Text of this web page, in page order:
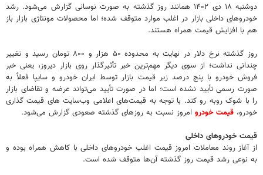
دوشنبه ۱۸ دی ۱۴۰۲ همانند روز گذشته به صورت نوسانی گزارش می‌شود. رشد
خودروهای داخلی بازار در اغلب موارد متوقف شده؛ اما محصولات مونتاژی بازار باز
هم با افزایش قیمت همراه هستند.
روز گذشته نرخ دلار در نهایت به محدوده ۵۰ هزار و ۸۰۰ تومان رسید و تغییر
چندانی نداشت؛ از سوی دیگر مهم‌ترین خبر تأثیرگذار روی بازار دیروز، یعنی خبر
فروش خودرو با پنج درصد زیر قیمت بازار توسط ایران خودرو و سایپا فعلاً به
صورت رسمی تأیید نشده است؛ اما در صورت تأیید می‌تواند عرضه و تقاضای بازار
را با شوک روبه رو کند. با توجه به قیمت‌های اعلامی وب‌سایت های قیمت گذاری
خودرو، قیمت خودرو امروز نسبت به روزهای گذشته صعودی گزارش می‌شود.
قیمت خودروهای داخلی
از آغاز روند معاملات امروز قیمت اغلب خودروهای داخلی با کاهش همراه بوده و
به نوعی رشد قیمت روز گذشته آن‌ها متوقف شده است.